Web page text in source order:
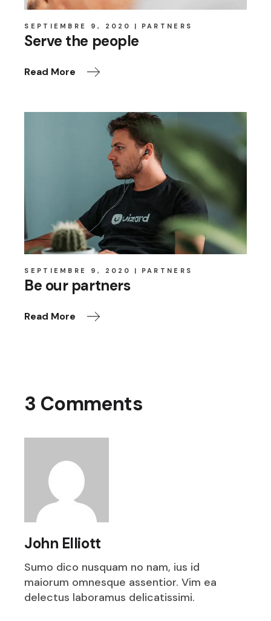
SEPTIEMBRE 9, 2020 PARTNERS
Serve the people
Read More
SEPTIEMBRE 9, 2020 PARTNERS
Be our partners
Read More
3 Comments
John Elliott
Sumo dico nusquam no nam, ius id
maiorum omnesque assentior. Vim ea
delectus laboramus delicatissimi.